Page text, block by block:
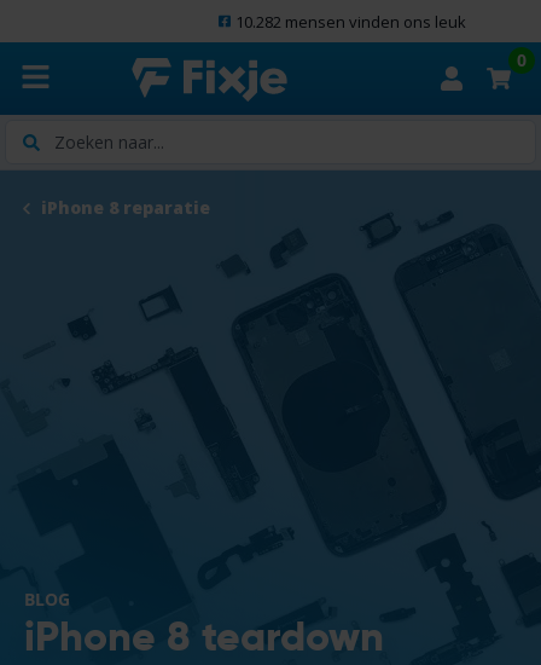
10.282 mensen vinden ons leuk
Zoeken
0
iPhone 8 reparatie
BLOG
iPhone 8 teardown